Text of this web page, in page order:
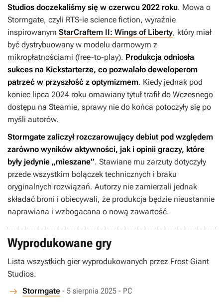
Studios doczekaliśmy się w czerwcu 2022 roku. Mowa o
Stormgate, czyli RTS-ie science fiction, wyraźnie
inspirowanym StarCraftem II: Wings of Liberty, który miał
być dystrybuowany w modelu darmowym z
mikropłatnościami (free-to-play). Produkcja odniosła
sukces na Kickstarterze, co pozwalało deweloperom
patrzeć w przyszłość z optymizmem. Kiedy jednak pod
koniec lipca 2024 roku omawiany tytuł trafił do Wczesnego
dostępu na Steamie, sprawy nie do końca potoczyły się po
myśli autorów.
Stormgate zaliczył rozczarowujący debiut pod względem
zarówno wyników aktywności, jak i opinii graczy, które
były jedynie „mieszane”. Stawiane mu zarzuty dotyczyły
przede wszystkim bolączek technicznych i braku
oryginalnych rozwiązań. Autorzy nie zamierzali jednak
składać broni i obiecywali, że produkcja będzie nieustannie
naprawiana i wzbogacana o nową zawartość.
Wyprodukowane gry
Lista wszystkich gier wyprodukowanych przez Frost Giant
Studios.
Stormgate - 5 sierpnia 2025 - PC